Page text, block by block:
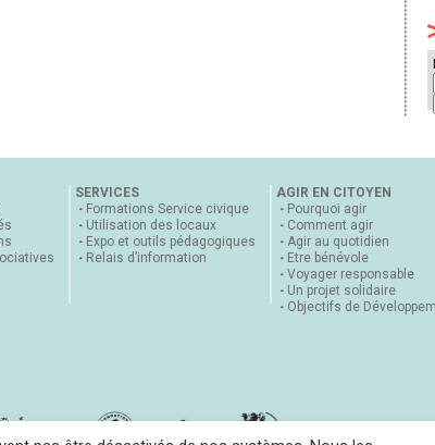
SERVICES
Formations Service civique
Utilisation des locaux
Expo et outils pédagogiques
Relais d’information
AGIR EN CITOYEN
Pourquoi agir
Comment agir
Agir au quotidien
Etre bénévole
Voyager responsable
Un projet solidaire
Objectifs de